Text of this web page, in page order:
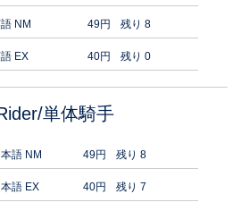
NM 49円 残り 8
EX 40円 残り 0
単体騎手
本語 NM 49円 残り 8
本語 EX 40円 残り 7